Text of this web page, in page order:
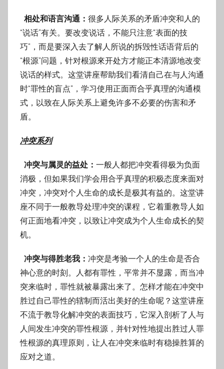
相处和语言沟通： 很多人际关系的矛盾冲突和人的
“说话”有关。要改变说话，不能只注意“表面的技
巧”，而是要深入去了解人所说的拆毁性话语背后的
“根源”问题，针对根源來开处方才能正本清源地改变
说话的样式。这堂讲座帮助我们看清自己在与人沟通
时“罪性的盲点”，学习使用正面而合乎真理的沟通模
式，以致在人际关系上避免许多不必要的伤害和矛
盾。
冲突系列
冲突与属灵的益处： 一般人都把冲突看得极为负面
消极，但如果我们学会用合乎真理的积极态度来面对
冲突，冲突对个人生命的成长是极其有益的。这堂讲
座不同于一般教导处理冲突的课程，它着重教导人如
何正面地看冲突，以致让冲突成为个人生命成长的契
机。
冲突与得胜老我： 冲突是考验一个人的生命是否合
神心意的时刻。人都有罪性，平常并不显露，而当冲
突来临时，罪性就被暴露出来了。怎样才能在冲突中
胜过自己罪性的辖制而活出美好的生命呢？这堂讲座
不流于教导化解冲突的表面技巧，它深入剖析了人与
人间发生冲突的罪性根源，并针对性地提出胜过人罪
性根源的真理原则，让人在冲突来临时有稳操胜算的
应对之道。